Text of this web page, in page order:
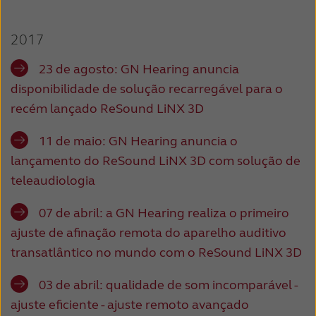
عربي 日本
2017
23 de agosto: GN Hearing anuncia
disponibilidade de solução recarregável para o
recém lançado ReSound LiNX 3D
11 de maio: GN Hearing anuncia o
lançamento do ReSound LiNX 3D com solução de
teleaudiologia
07 de abril: a GN Hearing realiza o primeiro
ajuste de afinação remota do aparelho auditivo
transatlântico no mundo com o ReSound LiNX 3D
03 de abril: qualidade de som incomparável -
ajuste eficiente - ajuste remoto avançado